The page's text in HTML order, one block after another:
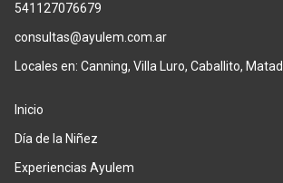
541127076679
consultas@ayulem.com.ar
Locales en: Canning, Villa Luro, Caballito,
Inicio
Día de la Niñez
Experiencias Ayulem